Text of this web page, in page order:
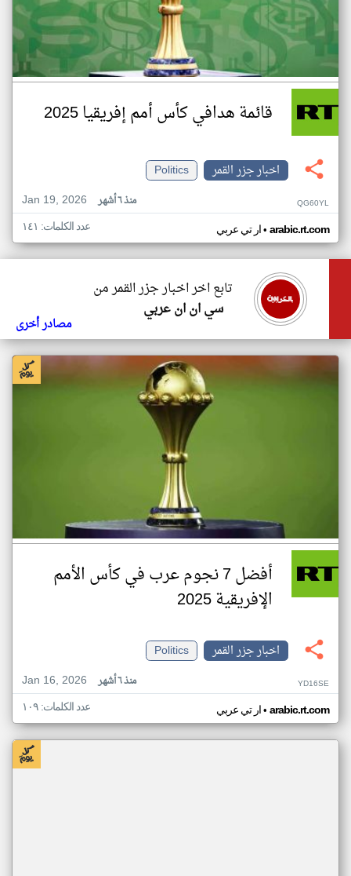
قائمة هدافي كأس أمم إفريقيا 2025
اخبار جزر القمر
Politics
Jan 19, 2026
منذ ٦ أشهر QG60YL
ار تي عربي• arabic.rt.com عدد الكلمات: ١٤١
تابع اخر اخبار جزر القمر من
سي ان ان عربي
مصادر أخرى
أفضل 7 نجوم عرب في كأس الأمم
الإفريقية 2025
اخبار جزر القمر
Politics
Jan 16, 2026
منذ ٦ أشهر YD16SE
ار تي عربي• arabic.rt.com عدد الكلمات: ١٠٩